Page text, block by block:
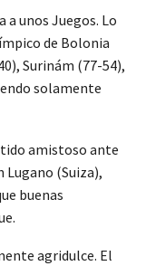
unos Juegos. Lo
de Bolonia
Surinám (77-54),
solamente
amistoso ante
(Suiza),
buenas
agridulce. El